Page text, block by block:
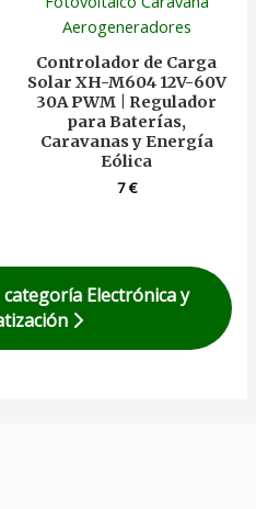
Controlador de Carga
Solar XH-M604 12V-60V
30A PWM | Regulador
para Baterías,
Caravanas y Energía
Eólica
7€
Electrónica y